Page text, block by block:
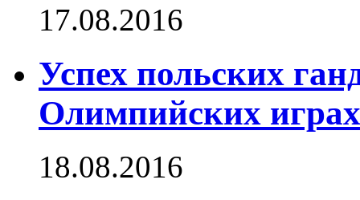
17.08.2016
Успех польских
Олимпийских
18.08.2016